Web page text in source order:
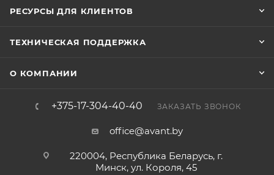
РЕСУРСЫ ДЛЯ КЛИЕНТОВ
ТЕХНИЧЕСКАЯ ПОДДЕРЖКА
О КОМПАНИИ
+375-17-304-40-40 ЗАКАЗАТЬ ЗВОНОК
office@avant.by
220004, Республика Беларусь, г.
Минск, ул. Короля, 45